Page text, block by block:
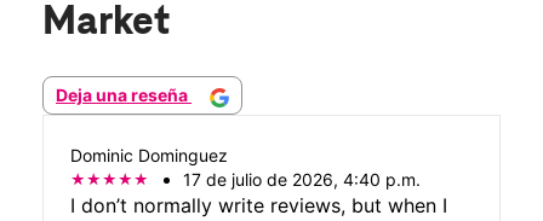
Market
Deja una reseña
Dominic Dominguez
17 de julio de 2026, 4:40 p.m.
I don’t normally write reviews, but when I